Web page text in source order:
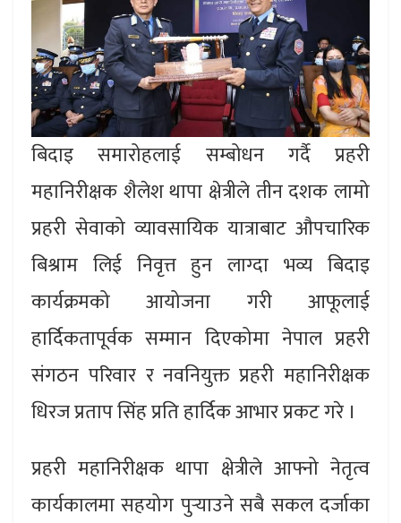
बिदाइ समारोहलाई सम्बोधन गर्दै प्रहरी
महानिरीक्षक शैलेश थापा क्षेत्रीले तीन दशक लामो
प्रहरी सेवाको व्यावसायिक यात्राबाट औपचारिक
बिश्राम लिई निवृत्त हुन लाग्दा भव्य बिदाइ
कार्यक्रमको आयोजना गरी आफूलाई
हार्दिकतापूर्वक सम्मान दिएकोमा नेपाल प्रहरी
संगठन परिवार र नवनियुक्त प्रहरी महानिरीक्षक
धिरज प्रताप सिंह प्रति हार्दिक आभार प्रकट गरे ।
प्रहरी महानिरीक्षक थापा क्षेत्रीले आफ्नो नेतृत्व
कार्यकालमा सहयोग पुर्‍याउने सबै सकल दर्जाका